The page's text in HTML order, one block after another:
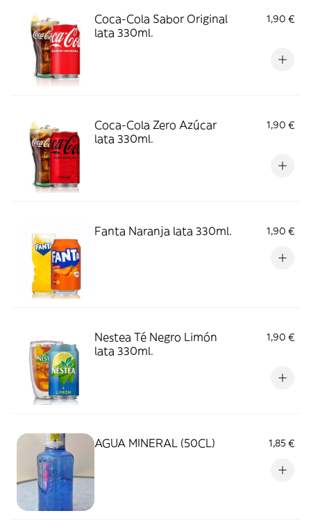
Coca-Cola Sabor Original
lata 330ml.
1,90 €
Coca-Cola Zero Azúcar
lata 330ml.
1,90 €
Fanta Naranja lata 330ml. 1,90 €
Nestea Té Negro Limón
lata 330ml.
1,90 €
AGUA MINERAL (50CL) 1,85 €